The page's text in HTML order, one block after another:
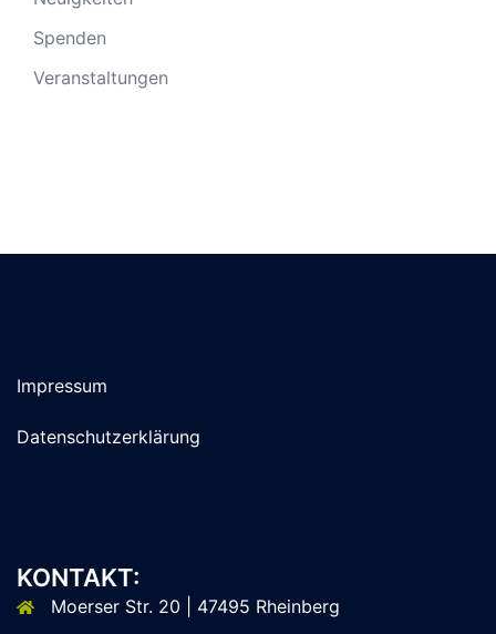
Spenden
Veranstaltungen
Impressum
Datenschutzerklärung
KONTAKT:
Moerser Str. 20 | 47495 Rheinberg